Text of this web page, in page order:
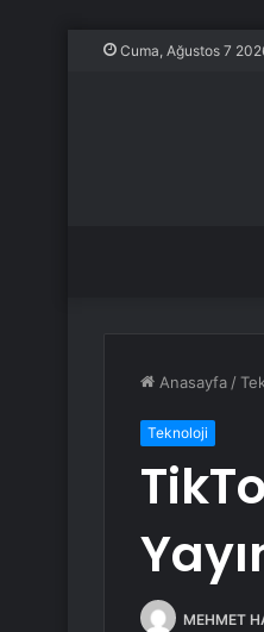
Cuma, Ağustos 7
Anasayfa /
Teknoloji
MEHMET